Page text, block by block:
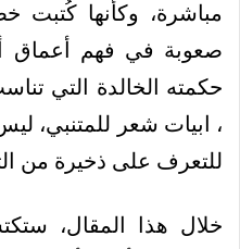
مباشرة، وكأنها كُتبت
صعوبة في فهم أعماق
حكمته الخالدة التي
، ابيات شعر للمتنبي،
للتعرف على ذخيرة من
خلال هذا المقال،